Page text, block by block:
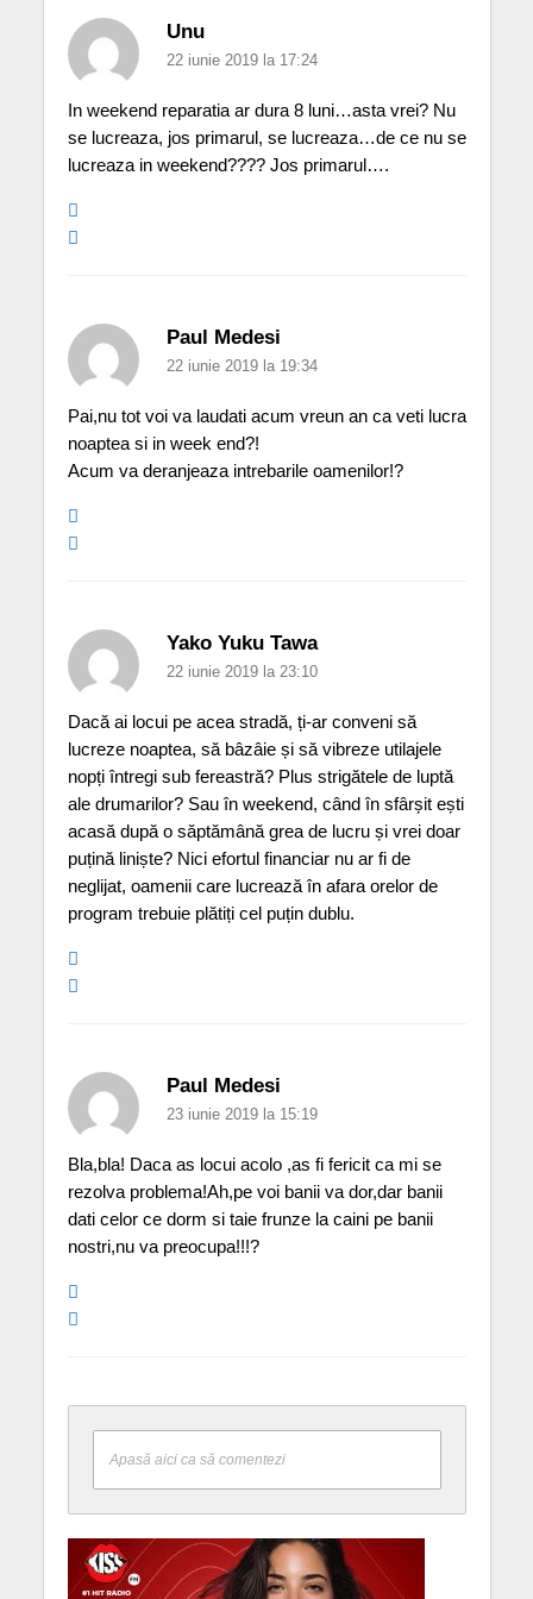
Unu
22 iunie 2019 la 17:24
In weekend reparatia ar dura 8 luni…asta vrei? Nu
se lucreaza, jos primarul, se lucreaza…de ce nu se
lucreaza in weekend???? Jos primarul….
Paul Medesi
22 iunie 2019 la 19:34
Pai,nu tot voi va laudati acum vreun an ca veti lucra
noaptea si in week end?!
Acum va deranjeaza intrebarile oamenilor!?
Yako Yuku Tawa
22 iunie 2019 la 23:10
Dacă ai locui pe acea stradă, ți-ar conveni să
lucreze noaptea, să bâzâie și să vibreze utilajele
nopți întregi sub fereastră? Plus strigătele de luptă
ale drumarilor? Sau în weekend, când în sfârșit ești
acasă după o săptămână grea de lucru și vrei doar
puțină liniște? Nici efortul financiar nu ar fi de
neglijat, oamenii care lucrează în afara orelor de
program trebuie plătiți cel puțin dublu.
Paul Medesi
23 iunie 2019 la 15:19
Bla,bla! Daca as locui acolo ,as fi fericit ca mi se
rezolva problema!Ah,pe voi banii va dor,dar banii
dati celor ce dorm si taie frunze la caini pe banii
nostri,nu va preocupa!!!?
Apasă aici ca să comentezi